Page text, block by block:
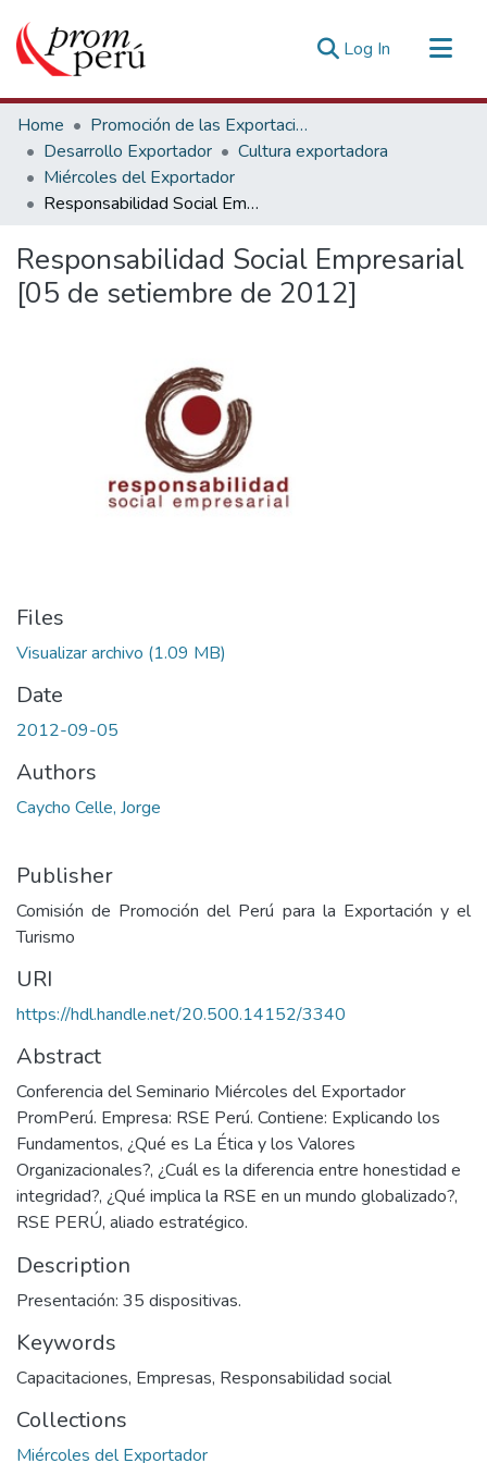
Log In (current)
Communities & Collections
All of DSpace
Statistics
Estadísticas Externas
Home
Promoción de las Exportaciones
Desarrollo Exportador
Cultura exportadora
Miércoles del Exportador
Responsabilidad Social Empresarial [05 de setiembre de 2012]
Responsabilidad Social Empresarial
[05 de setiembre de 2012]
Files
Visualizar archivo (1.09 MB)
Date
2012-09-05
Authors
Caycho Celle, Jorge
Publisher
Comisión de Promoción del Perú para la Exportación y el
Turismo
URI
https://hdl.handle.net/20.500.14152/3340
Abstract
Conferencia del Seminario Miércoles del Exportador
PromPerú. Empresa: RSE Perú. Contiene: Explicando los
Fundamentos, ¿Qué es La Ética y los Valores
Organizacionales?, ¿Cuál es la diferencia entre honestidad e
integridad?, ¿Qué implica la RSE en un mundo globalizado?,
RSE PERÚ, aliado estratégico.
Description
Presentación: 35 dispositivas.
Keywords
Capacitaciones, Empresas, Responsabilidad social
Collections
Miércoles del Exportador